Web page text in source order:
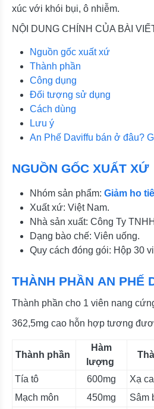
xúc với khói bụi, ô nhiễm.
NỘI DUNG CHÍNH CỦA BÀI
Nguồn gốc xuất xứ
Thành phần
Công dụng
Đối tượng sử dụng
Cách dùng
Lưu ý
An Phế Daviffu bán ở đâu?
NGUỒN GỐC XUẤT XỨ
Nhóm sản phẩm: Giảm ho
Xuất xứ: Việt Nam.
Nhà sản xuất: Công Ty
Dạng bào chế: Viên uống.
Quy cách đóng gói: Hộp 30
THÀNH PHẦN AN PHẾ
Thành phần cho 1 viên nang
362,5mg cao hỗn hợp tương
Thành phần
Hàm
lượng
Tía tô
600mg Xạ
Mạch môn
450mg Sâm